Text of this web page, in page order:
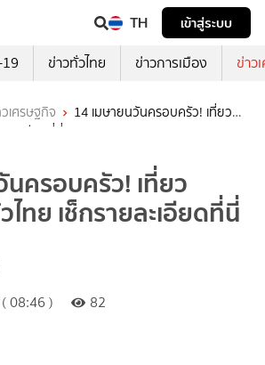
TH
เข้าสู่ระบบ
ข่าวทั่วไทย ข่าวการเมือง ข่าว
เศรษฐกิจ
14 เมษายนวันครอบครัว! เที่ยว
ละเอียดที่นี่
นครอบครัว! เที่ยว
ทย เช็กรายละเอียดที่นี่
08:46 )
82